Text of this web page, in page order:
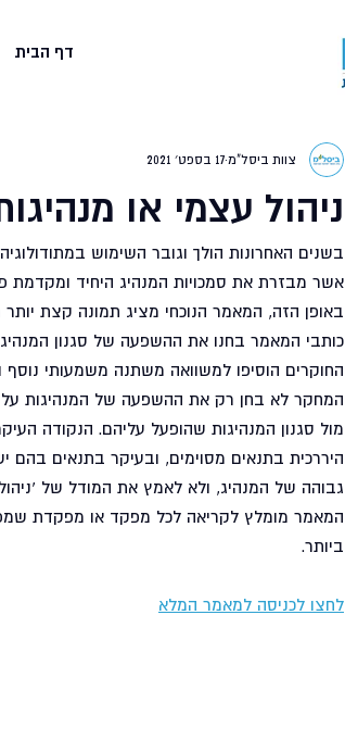
דף הבית
ניהול עצמי או
צוות ביסל"מ 17 בספט׳ 2021
בשנים האחרונות הולך וגובר השימוש
אשר מבזרת את סמכויות המנהיג היחיד ומקדמת
באופן הזה, המאמר הנוכחי מציג תמונה קצת יותר
כותבי המאמר בחנו את ההשפעה של סגנון
החוקרים הוסיפו למשוואה משתנה משמעותי נוסף
המחקר לא בחן רק את ההשפעה של המנהיגות
מול סגנון המנהיגות שהופעל עליהם. הנקודה
היררכית בתנאים מסוימים, ובעיקר בתנאים בהם
גבוהה של המנהיג, ולא לאמץ את המודל של
המאמר מומלץ לקריאה לכל מפקד או מפקדת
ביותר.
לחצו לכניסה למאמר המלא